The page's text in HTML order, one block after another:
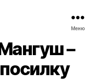
Меню
–